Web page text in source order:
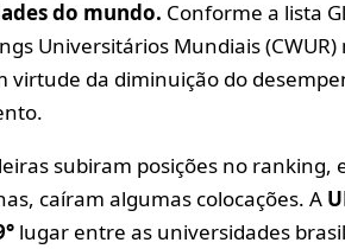
do mundo. Conforme a lista
Universitários Mundiais
virtude da diminuição do
subiram posições no ranking,
caíram algumas colocações. A
lugar entre as universidades